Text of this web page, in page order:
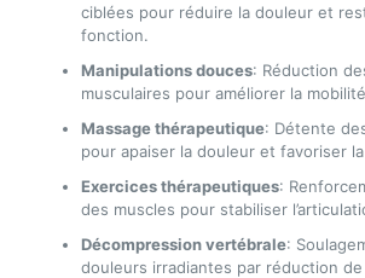
ciblées pour réduire la douleur et
fonction.
Manipulations douces: Réduction
musculaires pour améliorer la
Massage thérapeutique: Détente
pour apaiser la douleur et favoriser
Exercices thérapeutiques:
des muscles pour stabiliser
Décompression vertébrale:
douleurs irradiantes par réduction